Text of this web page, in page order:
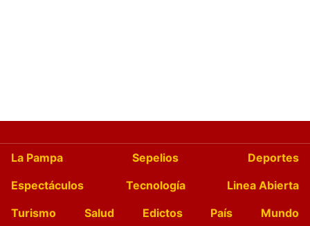
La Pampa Sepelios
Deportes
Espectáculos
Tecnología
Linea Abierta
Turismo
Salud Edictos País
Mundo